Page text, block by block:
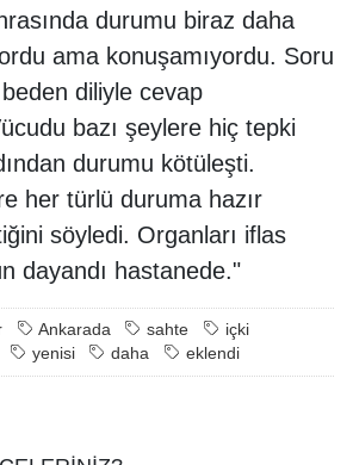
durumu biraz daha
ama konuşamıyordu. Soru
diliyle cevap
bazı şeylere hiç tepki
durumu kötüleşti.
her türlü duruma hazır
söyledi. Organları iflas
dayandı hastanede."
Ankarada sahte
içki
yenisi daha eklendi